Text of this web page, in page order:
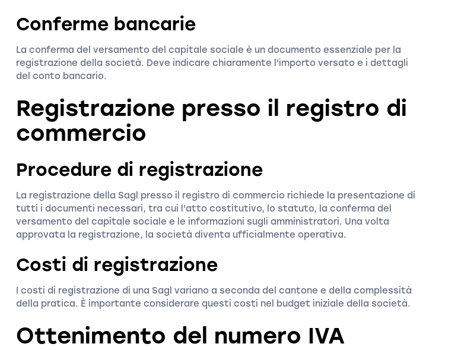
Conferme bancarie
La conferma del versamento del capitale sociale è un documento essenziale per la
registrazione della società. Deve indicare chiaramente l'importo versato e i dettagli
del conto bancario.
Registrazione presso il registro di
commercio
Procedure di registrazione
La registrazione della Sagl presso il registro di commercio richiede la presentazione di
tutti i documenti necessari, tra cui l'atto costitutivo, lo statuto, la conferma del
versamento del capitale sociale e le informazioni sugli amministratori. Una volta
approvata la registrazione, la società diventa ufficialmente operativa.
Costi di registrazione
I costi di registrazione di una Sagl variano a seconda del cantone e della complessità
della pratica. È importante considerare questi costi nel budget iniziale della società.
Ottenimento del numero IVA